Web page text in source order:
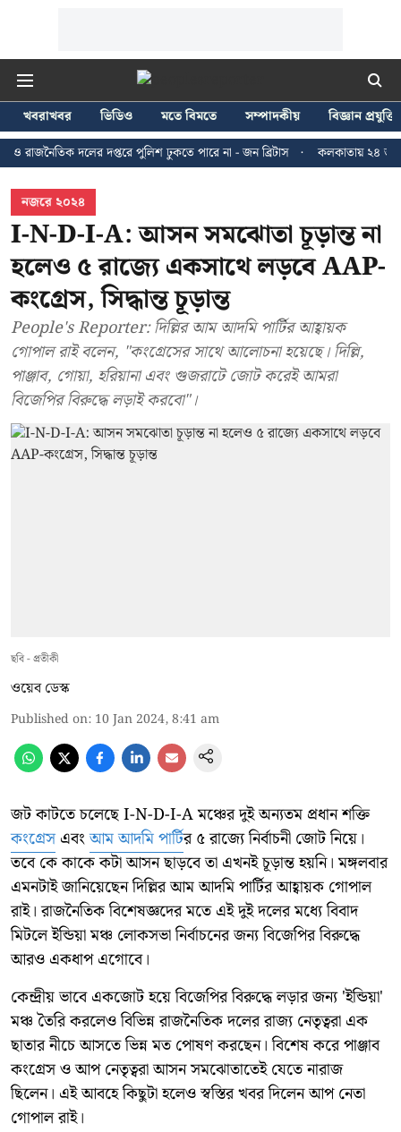
খবরাখবর ভিডিও মতে বিমতে সম্পাদকীয়
বিজ্ঞান প্রযুক্তি
দলের দপ্তরে পুলিশ ঢুকতে পারে না - জন ব্রিটাস
কলকাতায় ২৪ জুলাইয়ের
নজরে ২০২৪
I-N-D-I-A: আসন সমঝোতা চূড়ান্ত না
হলেও ৫ রাজ্যে একসাথে লড়বে AAP-
কংগ্রেস, সিদ্ধান্ত চূড়ান্ত
People's Reporter: দিল্লির আম আদমি পার্টির আহ্বায়ক
গোপাল রাই বলেন, "কংগ্রেসের সাথে আলোচনা হয়েছে। দিল্লি,
পাঞ্জাব, গোয়া, হরিয়ানা এবং গুজরাটে জোট করেই আমরা
বিজেপির বিরুদ্ধে লড়াই করবো"।
ছবি - প্রতীকী
ওয়েব ডেস্ক
Published on: 10 Jan 2024, 8:41 am
জট কাটতে চলেছে I-N-D-I-A মঞ্চের দুই অন্যতম প্রধান শক্তি
কংগ্রেসএবংআম আদমি পার্টির ৫ রাজ্যে নির্বাচনী জোট নিয়ে।
তবে কে কাকে কটা আসন ছাড়বে তা এখনই চূড়ান্ত হয়নি। মঙ্গলবার
এমনটাই জানিয়েছেন দিল্লির আম আদমি পার্টির আহ্বায়ক গোপাল
রাই। রাজনৈতিক বিশেষজ্ঞদের মতে এই দুই দলের মধ্যে বিবাদ
মিটলে ইন্ডিয়া মঞ্চ লোকসভা নির্বাচনের জন্য বিজেপির বিরুদ্ধে
আরও একধাপ এগোবে।
কেন্দ্রীয় ভাবে একজোট হয়ে বিজেপির বিরুদ্ধে লড়ার জন্য 'ইন্ডিয়া'
মঞ্চ তৈরি করলেও বিভিন্ন রাজনৈতিক দলের রাজ্য নেতৃত্বরা এক
ছাতার নীচে আসতে ভিন্ন মত পোষণ করছেন। বিশেষ করে পাঞ্জাব
কংগ্রেস ও আপ নেতৃত্বরা আসন সমঝোতাতেই যেতে নারাজ
ছিলেন। এই আবহে কিছুটা হলেও স্বস্তির খবর দিলেন আপ নেতা
গোপাল রাই।